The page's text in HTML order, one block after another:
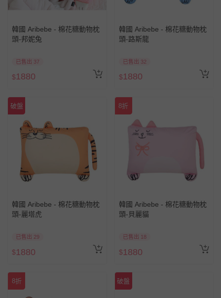
韓國 Aribebe - 棉花糖動物枕
頭-邦妮兔
已售出 37
$1880
韓國 Aribebe - 棉花糖動物枕
頭-路斯龍
已售出 32
$1880
破盤
韓國 Aribebe - 棉花糖動物枕
頭-麗塔虎
已售出 29
$1880
8折
韓國 Aribebe - 棉花糖動物枕
頭-貝麗貓
已售出 18
$1880
8折 破盤